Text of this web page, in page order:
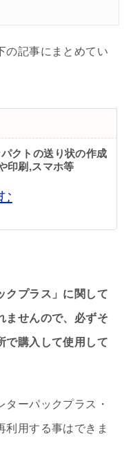
の記事にまとめてい
クトの送り状の作成
印刷,スマホ等
クプラス」に関して
ませんので、必ずそ
で購入して使用して
ターパックプラス・
利用する事はできま